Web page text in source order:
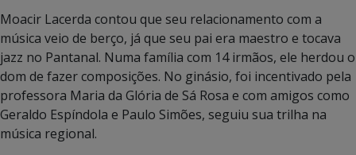
Moacir Lacerda contou que seu relacionamento com a
música veio de berço, já que seu pai era maestro e tocava
jazz no Pantanal. Numa família com 14 irmãos, ele herdou o
dom de fazer composições. No ginásio, foi incentivado pela
professora Maria da Glória de Sá Rosa e com amigos como
Geraldo Espíndola e Paulo Simões, seguiu sua trilha na
música regional.